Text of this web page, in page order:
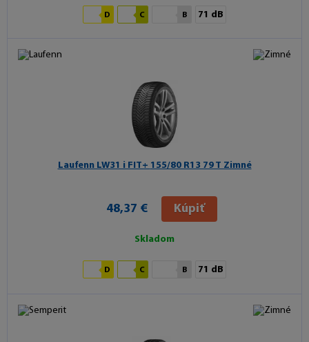
D C B 71 dB
Laufenn LW31 i FIT+ 155/80 R13 79 T Zimné
48,37 € Kúpiť
Skladom
D C B 71 dB